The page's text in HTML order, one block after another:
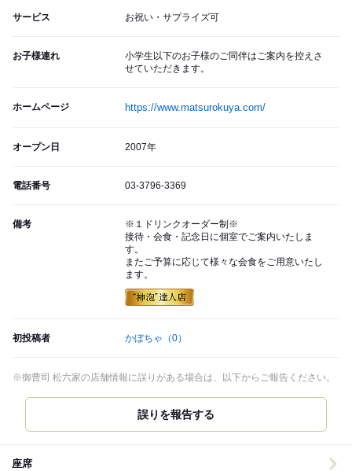
サービス お祝い・サプライズ可
お子様連れ
小学生以下のお子様のご同伴はご案内を控えさ
せていただきます。
ホームページ https://www.matsurokuya.com/
オープン日 2007年
電話番号 03-3796-3369
備考
※１ドリンクオーダー制※
接待・会食・記念日に個室でご案内いたしま
す。
またご予算に応じて様々な会食をご用意いたし
ます。
初投稿者 かぼちゃ （0）
※御曹司 松六家の店舗情報に誤りがある場合は、以下からご報告ください。
誤りを報告する
座席